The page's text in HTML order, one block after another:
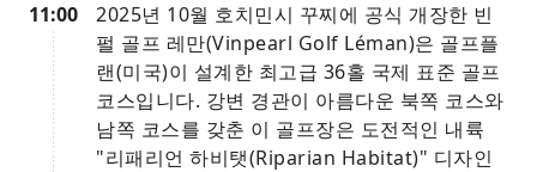
11:00
2025년 10월 호치민시 꾸찌에 공식 개장한 빈
펄 골프 레만(Vinpearl Golf Léman)은 골프플
랜(미국)이 설계한 최고급 36홀 국제 표준 골프
코스입니다. 강변 경관이 아름다운 북쪽 코스와
남쪽 코스를 갖춘 이 골프장은 도전적인 내륙
"리패리언 하비탯(Riparian Habitat)" 디자인